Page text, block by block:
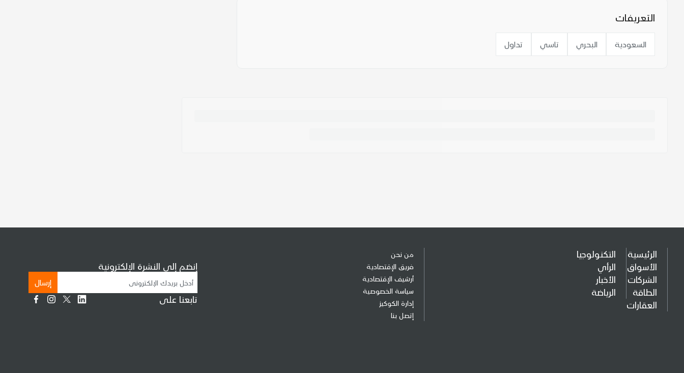
التعريفات
السعودية البحري تاسي تداول
الرئيسية
الأسواق
الشركات
الطاقة
العقارات
التكنولوجيا
الرأي
الأخبار
الرياضة
من نحن
فريق الإقتصادية
أرشيف الإقتصادية
سياسة الخصوصية
إدارة الكوكيز
إتصل بنا
إنضم إلى النشرة الإلكترونية
إرسال
تابعنا على